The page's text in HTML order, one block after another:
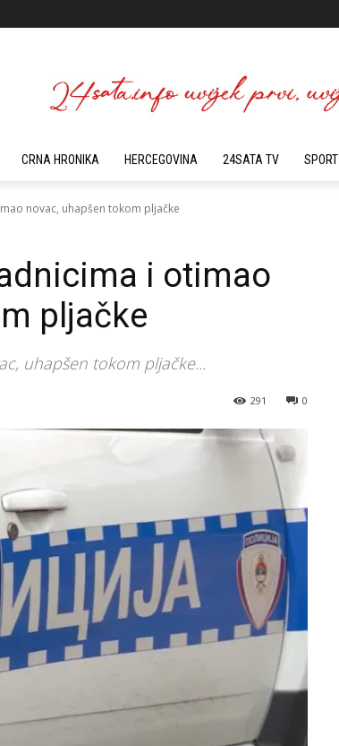
CRNA HRONIKA HERCEGOVINA 24SATA TV SPORT
novac, uhapšen tokom pljačke
i otimao
pljačke
uhapšen tokom pljačke...
0
291